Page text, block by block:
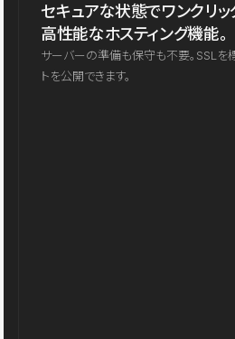
セキュアな状態でワンクリ
高性能なホスティング機能。
サーバーの準備も保守も不要。SSLを
トを公開できます。